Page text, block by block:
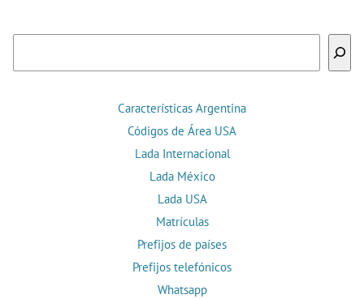
Características Argentina
Códigos de Área USA
Lada Internacional
Lada México
Lada USA
Matrículas
Prefijos de países
Prefijos telefónicos
Whatsapp